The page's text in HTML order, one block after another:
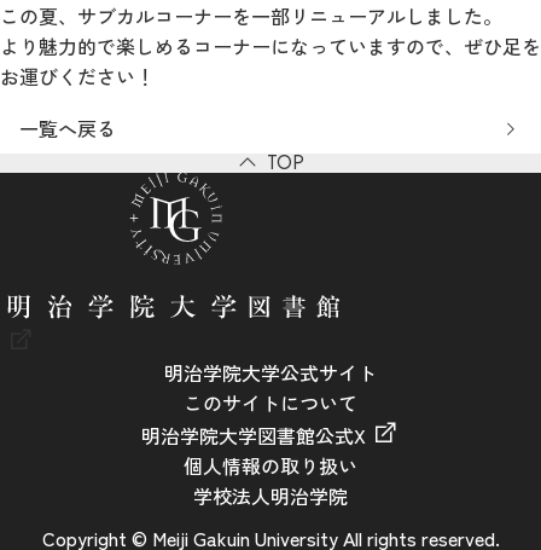
この夏、サブカルコーナーを一部リニューアルしました。
より魅力的で楽しめるコーナーになっていますので、ぜひ足を
お運びください！
一覧へ戻る
TOP
明治学院大学公式サイト
このサイトについて
明治学院大学図書館公式X
個人情報の取り扱い
学校法人明治学院
Copyright © Meiji Gakuin University All rights reserved.